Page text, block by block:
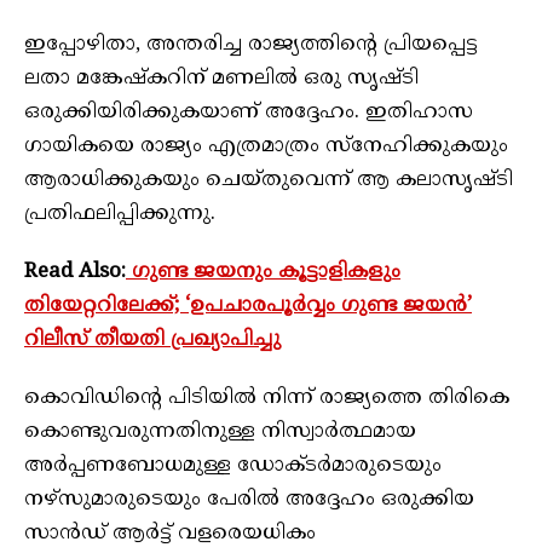
ഇപ്പോഴിതാ, അന്തരിച്ച രാജ്യത്തിന്റെ പ്രിയപ്പെട്ട
ലതാ മങ്കേഷ്‌കറിന് മണലിൽ ഒരു സൃഷ്ടി
ഒരുക്കിയിരിക്കുകയാണ് അദ്ദേഹം. ഇതിഹാസ
ഗായികയെ രാജ്യം എത്രമാത്രം സ്നേഹിക്കുകയും
ആരാധിക്കുകയും ചെയ്തുവെന്ന് ആ കലാസൃഷ്ടി
പ്രതിഫലിപ്പിക്കുന്നു.
Read Also:ഗുണ്ട ജയനും കൂട്ടാളികളും
തിയേറ്ററിലേക്ക്‌; ‘ഉപചാരപൂര്‍വ്വം ഗുണ്ട ജയന്‍’
റിലീസ് തീയതി പ്രഖ്യാപിച്ചു
കൊവിഡിന്റെ പിടിയിൽ നിന്ന് രാജ്യത്തെ തിരികെ
കൊണ്ടുവരുന്നതിനുള്ള നിസ്വാർത്ഥമായ
അർപ്പണബോധമുള്ള ഡോക്ടർമാരുടെയും
നഴ്സുമാരുടെയും പേരിൽ അദ്ദേഹം ഒരുക്കിയ
സാൻഡ് ആർട്ട് വളരെയധികം